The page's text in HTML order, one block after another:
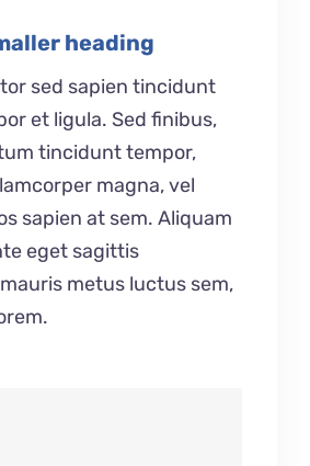
heading
sed sapien tincidunt
et ligula. Sed finibus,
tincidunt tempor,
magna, vel
sapien at sem. Aliquam
eget sagittis
metus luctus sem,